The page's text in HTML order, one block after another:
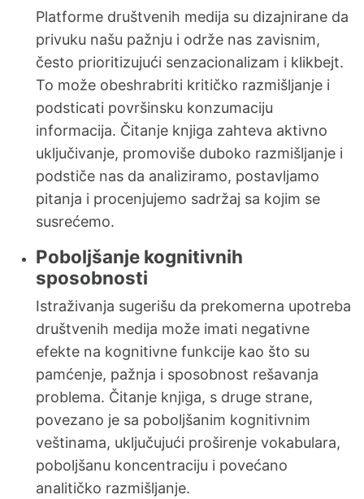
Platforme društvenih medija su dizajnirane da
privuku našu pažnju i održe nas zavisnim,
često prioritizujući senzacionalizam i klikbejt.
To može obeshrabriti kritičko razmišljanje i
podsticati površinsku konzumaciju
informacija. Čitanje knjiga zahteva aktivno
uključivanje, promoviše duboko razmišljanje i
podstiče nas da analiziramo, postavljamo
pitanja i procenjujemo sadržaj sa kojim se
susrećemo.
Poboljšanje kognitivnih
sposobnosti
Istraživanja sugerišu da prekomerna upotreba
društvenih medija može imati negativne
efekte na kognitivne funkcije kao što su
pamćenje, pažnja i sposobnost rešavanja
problema. Čitanje knjiga, s druge strane,
povezano je sa poboljšanim kognitivnim
veštinama, uključujući proširenje vokabulara,
poboljšanu koncentraciju i povećano
analitičko razmišljanje.